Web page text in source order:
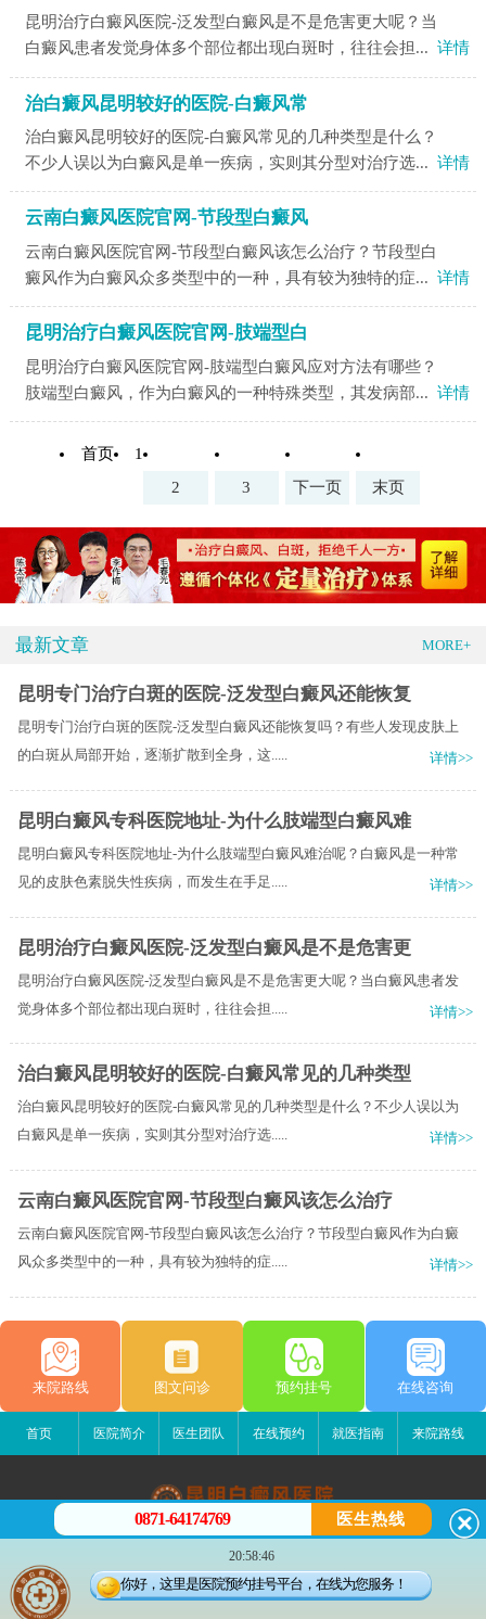
昆明治疗白癜风医院-泛发型白癜风是不是危害更大呢？当
白癜风患者发觉身体多个部位都出现白斑时，往往会担... 详情
治白癜风昆明较好的医院-白癜风常
治白癜风昆明较好的医院-白癜风常见的几种类型是什么？
不少人误以为白癜风是单一疾病，实则其分型对治疗选... 详情
云南白癜风医院官网-节段型白癜风
云南白癜风医院官网-节段型白癜风该怎么治疗？节段型白
癜风作为白癜风众多类型中的一种，具有较为独特的症... 详情
昆明治疗白癜风医院官网-肢端型白
昆明治疗白癜风医院官网-肢端型白癜风应对方法有哪些？
肢端型白癜风，作为白癜风的一种特殊类型，其发病部... 详情
首页
1
2
3 下一页 末页
最新文章 MORE+
昆明专门治疗白斑的医院-泛发型白癜风还能恢复
昆明专门治疗白斑的医院-泛发型白癜风还能恢复吗？有些人发现皮肤上
的白斑从局部开始，逐渐扩散到全身，这.....
详情>>
昆明白癜风专科医院地址-为什么肢端型白癜风难
昆明白癜风专科医院地址-为什么肢端型白癜风难治呢？白癜风是一种常
见的皮肤色素脱失性疾病，而发生在手足.....
详情>>
昆明治疗白癜风医院-泛发型白癜风是不是危害更
昆明治疗白癜风医院-泛发型白癜风是不是危害更大呢？当白癜风患者发
觉身体多个部位都出现白斑时，往往会担.....
详情>>
治白癜风昆明较好的医院-白癜风常见的几种类型
治白癜风昆明较好的医院-白癜风常见的几种类型是什么？不少人误以为
白癜风是单一疾病，实则其分型对治疗选.....
详情>>
云南白癜风医院官网-节段型白癜风该怎么治疗
云南白癜风医院官网-节段型白癜风该怎么治疗？节段型白癜风作为白癜
风众多类型中的一种，具有较为独特的症.....
详情>>
来院路线 图文问诊 预约挂号 在线咨询
首页 医院简介 医生团队 在线预约 就医指南 来院路线
昆明白癜风医院
昆明市五华区护国路2号
版权所有：昆明白癜风医院
联系电话：0871-64174769
0871-64174769 医生热线
20:58:46
你好，这里是医院预约挂号平台，在线为您服务！